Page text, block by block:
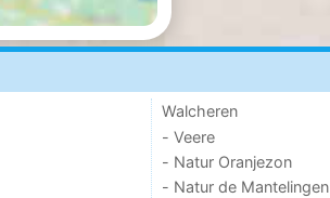
Walcheren
- Veere
- Natur Oranjezon
- Natur de Mantelingen